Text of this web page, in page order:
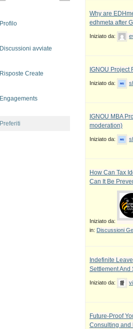
Profilo
Discussioni avviate
Risposte Create
Engagements
Preferiti
Why are
edhmeta after
Iniziato da:
IGNOU
Iniziato da:
IGNOU MBA
moderation)
Iniziato da:
How Can Tax
Can It Be
Iniziato da:
in: Discussioni
Indefinite
Settlement
Iniziato da:
Future-Proof
Consulting and